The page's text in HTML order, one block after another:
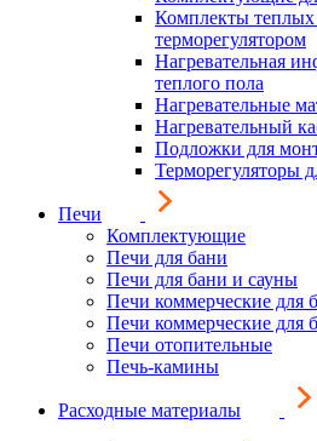
Комплекты теплых
терморегулятором
Нагревательная
теплого пола
Нагревательные
Нагревательный
Подложки для
Терморегуляторы
Печи
Комплектующие
Печи для бани
Печи для бани и сауны
Печи коммерческие для
Печи коммерческие для
Печи отопительные
Печь-камины
Расходные материалы